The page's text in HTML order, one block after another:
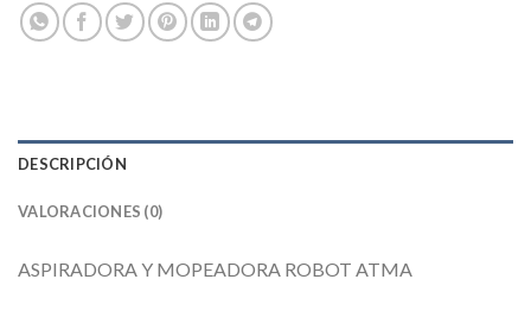
DESCRIPCIÓN
VALORACIONES (0)
ASPIRADORA Y MOPEADORA ROBOT ATMA